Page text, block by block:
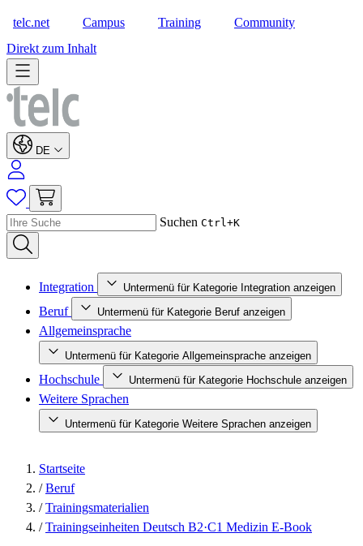
telc.net Campus Training Community
Direkt zum Inhalt
DE
Suchen Ctrl+K
Integration Untermenü für Kategorie Integration anzeigen
Beruf Untermenü für Kategorie Beruf anzeigen
Allgemeinsprache
Untermenü für Kategorie Allgemeinsprache anzeigen
Hochschule Untermenü für Kategorie Hochschule anzeigen
Weitere Sprachen
Untermenü für Kategorie Weitere Sprachen anzeigen
Startseite
/ Beruf
/ Trainingsmaterialien
/ Trainingseinheiten Deutsch B2·C1 Medizin E-Book